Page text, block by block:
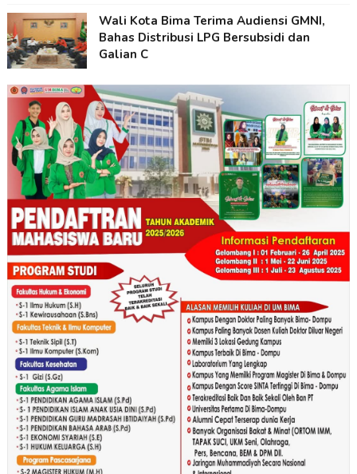
Wali Kota Bima Terima Audiensi GMNI,
Bahas Distribusi LPG Bersubsidi dan
Galian C